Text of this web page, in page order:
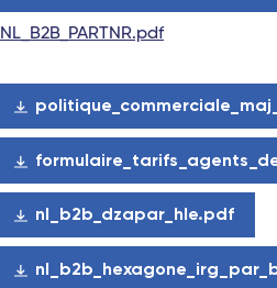
NL_B2B_PARTNR.pdf
nl_b2b_dzapar_hle.pdf